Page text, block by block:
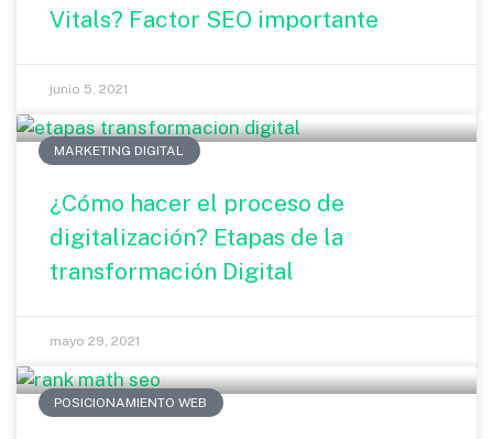
Vitals? Factor SEO importante
junio 5, 2021
MARKETING DIGITAL
¿Cómo hacer el proceso de
digitalización? Etapas de la
transformación Digital
mayo 29, 2021
POSICIONAMIENTO WEB